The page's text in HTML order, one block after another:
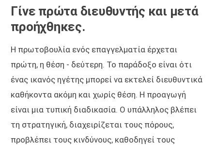
Γίνε πρώτα διευθυντής και μετά
προήχθηκες.
Η πρωτοβουλία ενός επαγγελματία έρχεται
πρώτη, η θέση - δεύτερη. Το παράδοξο είναι ότι
ένας ικανός ηγέτης μπορεί να εκτελεί διευθυντικά
καθήκοντα ακόμη και χωρίς θέση. Η προαγωγή
είναι μια τυπική διαδικασία. Ο υπάλληλος βλέπει
τη στρατηγική, διαχειρίζεται τους πόρους,
προβλέπει τους κινδύνους, καθοδηγεί τους